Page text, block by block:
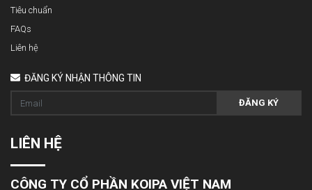
Tiêu chuẩn
FAQs
Liên hệ
ĐĂNG KÝ NHẬN THÔNG TIN
ĐĂNG KÝ
LIÊN HỆ
CÔNG TY CỔ PHẦN KOIPA VIỆT NAM